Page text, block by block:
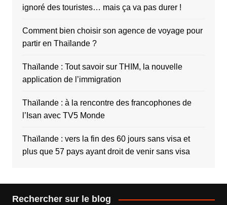
ignoré des touristes… mais ça va pas durer !
Comment bien choisir son agence de voyage pour
partir en Thaïlande ?
Thaïlande : Tout savoir sur THIM, la nouvelle
application de l’immigration
Thaïlande : à la rencontre des francophones de
l’Isan avec TV5 Monde
Thaïlande : vers la fin des 60 jours sans visa et
plus que 57 pays ayant droit de venir sans visa
Rechercher sur le blog